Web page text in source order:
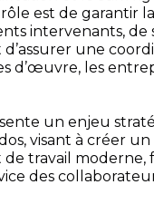
est de garantir
intervenants, de
une
d’œuvre, les
un enjeu
visant à créer un
travail moderne,
des